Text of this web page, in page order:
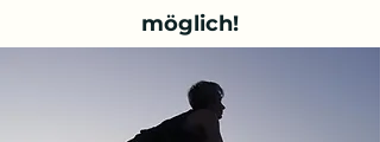
möglich!